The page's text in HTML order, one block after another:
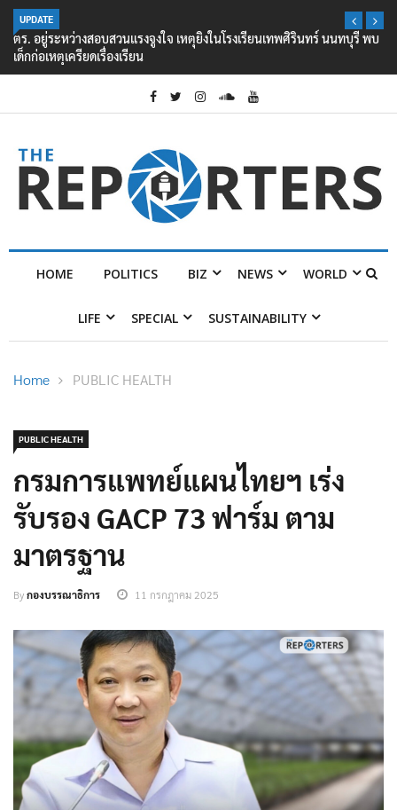
UPDATE
ตร. อยู่ระหว่างสอบสวนแรงจูงใจ เหตุยิงในโรงเรียนเทพศิรินทร์ นนทบุรี พบ
เด็กก่อเหตุเครียดเรื่องเรียน
HOME POLITICS BIZ NEWS WORLD
LIFE SPECIAL SUSTAINABILITY
Home PUBLIC HEALTH
PUBLIC HEALTH
กรมการแพทย์แผนไทยฯ เร่ง
รับรอง GACP 73 ฟาร์ม ตาม
มาตรฐาน
Byกองบรรณาธิการ 11 กรกฎาคม 2025